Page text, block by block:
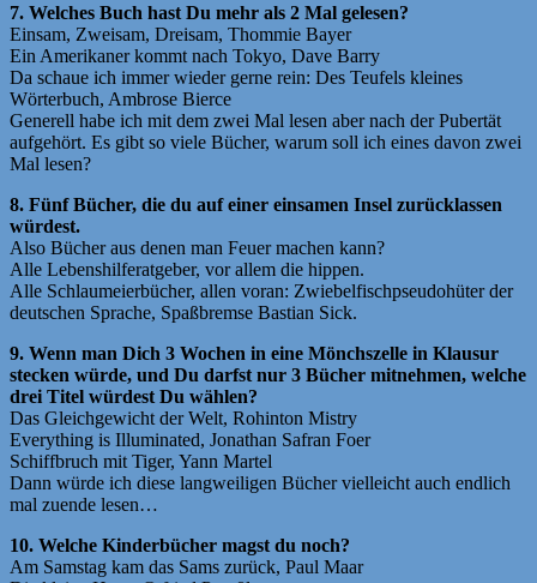
7. Welches Buch hast Du mehr als 2 Mal gelesen?
Einsam, Zweisam, Dreisam, Thommie Bayer
Ein Amerikaner kommt nach Tokyo, Dave Barry
Da schaue ich immer wieder gerne rein: Des Teufels kleines
Wörterbuch, Ambrose Bierce
Generell habe ich mit dem zwei Mal lesen aber nach der Pubertät
aufgehört. Es gibt so viele Bücher, warum soll ich eines davon zwei
Mal lesen?
8. Fünf Bücher, die du auf einer einsamen Insel zurücklassen
würdest.
Also Bücher aus denen man Feuer machen kann?
Alle Lebenshilferatgeber, vor allem die hippen.
Alle Schlaumeierbücher, allen voran: Zwiebelfischpseudohüter der
deutschen Sprache, Spaßbremse Bastian Sick.
9. Wenn man Dich 3 Wochen in eine Mönchszelle in Klausur
stecken würde, und Du darfst nur 3 Bücher mitnehmen, welche
drei Titel würdest Du wählen?
Das Gleichgewicht der Welt, Rohinton Mistry
Everything is Illuminated, Jonathan Safran Foer
Schiffbruch mit Tiger, Yann Martel
Dann würde ich diese langweiligen Bücher vielleicht auch endlich
mal zuende lesen…
10. Welche Kinderbücher magst du noch?
Am Samstag kam das Sams zurück, Paul Maar